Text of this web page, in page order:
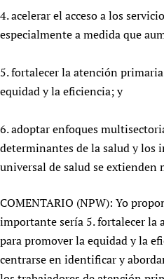
4. acelerar el acceso a los
especialmente a medida que
5. fortalecer la atención
equidad y la eficiencia; y
6. adoptar enfoques
determinantes de la salud y los
universal de salud se extienden
COMENTARIO (NPW): Yo
importante sería 5. fortalecer la
para promover la equidad y la
centrarse en identificar y